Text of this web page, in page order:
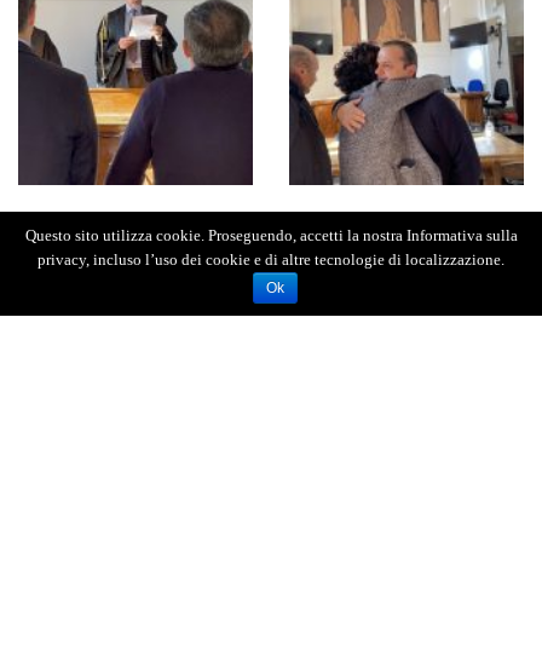
Questo sito utilizza cookie. Proseguendo, accetti la nostra Informativa sulla
privacy, incluso l’uso dei cookie e di altre tecnologie di localizzazione.
Ok